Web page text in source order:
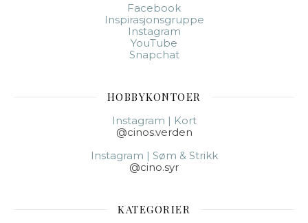
Facebook
Inspirasjonsgruppe
Instagram
YouTube
Snapchat
HOBBYKONTOER
Instagram | Kort
@cinos.verden
Instagram | Søm & Strikk
@cino.syr
KATEGORIER